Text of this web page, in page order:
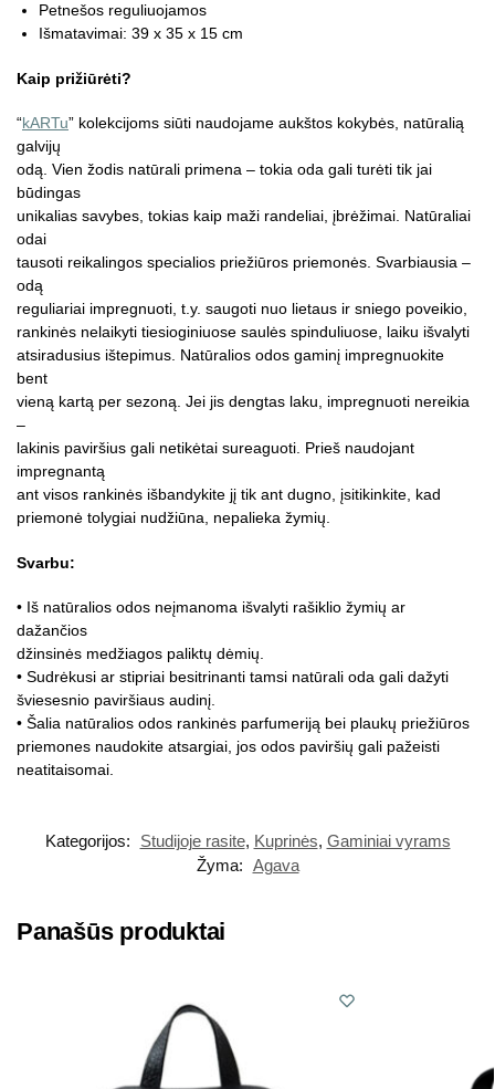
Petnešos reguliuojamos
Išmatavimai: 39 x 35 x 15 cm
Kaip prižiūrėti?
“kARTu” kolekcijoms siūti naudojame aukštos kokybės, natūralią
galvijų
odą. Vien žodis natūrali primena – tokia oda gali turėti tik jai
būdingas
unikalias savybes, tokias kaip maži randeliai, įbrėžimai. Natūraliai
odai
tausoti reikalingos specialios priežiūros priemonės. Svarbiausia –
odą
reguliariai impregnuoti, t.y. saugoti nuo lietaus ir sniego poveikio,
rankinės nelaikyti tiesioginiuose saulės spinduliuose, laiku išvalyti
atsiradusius ištepimus. Natūralios odos gaminį impregnuokite
bent
vieną kartą per sezoną. Jei jis dengtas laku, impregnuoti nereikia
–
lakinis paviršius gali netikėtai sureaguoti. Prieš naudojant
impregnantą
ant visos rankinės išbandykite jį tik ant dugno, įsitikinkite, kad
priemonė tolygiai nudžiūna, nepalieka žymių.
Svarbu:
• Iš natūralios odos neįmanoma išvalyti rašiklio žymių ar
dažančios
džinsinės medžiagos paliktų dėmių.
• Sudrėkusi ar stipriai besitrinanti tamsi natūrali oda gali dažyti
šviesesnio paviršiaus audinį.
• Šalia natūralios odos rankinės parfumeriją bei plaukų priežiūros
priemones naudokite atsargiai, jos odos paviršių gali pažeisti
neatitaisomai.
Kategorijos: Studijoje rasite, Kuprinės, Gaminiai vyrams
Žyma: Agava
Panašūs produktai